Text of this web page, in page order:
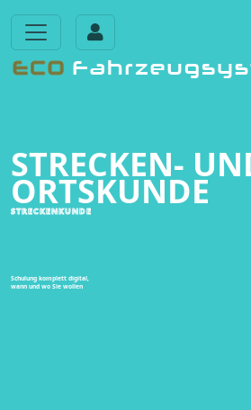
STRECKEN-
ORTSKUNDE
STRECKENKUNDE
Schulung komplett digital,
wann und wo Sie wollen